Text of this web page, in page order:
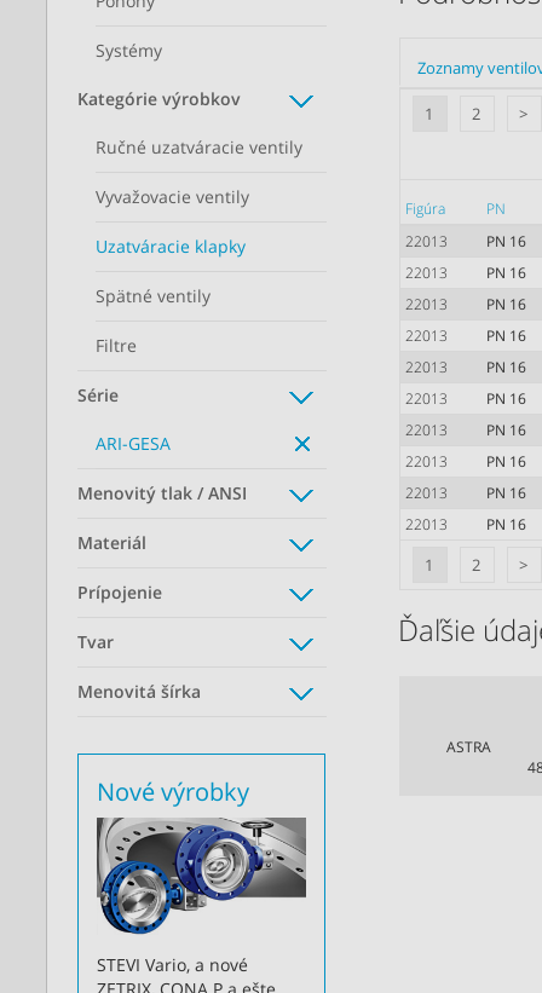
Zoznamy
1 2 >
Figúra PN
1 2 >
22013
PN 16
22013
PN 16
22013
PN 16
22013
PN 16
22013
PN 16
22013
PN 16
22013
PN 16
22013
PN 16
22013
PN 16
22013
PN 16
Ďaľšie
ASTRA
Systémy
Kategórie výrobkov
Ručné uzatváracie ventily
Vyvažovacie ventily
Uzatváracie klapky
Spätné ventily
Filtre
Série
ARI-GESA
Menovitý tlak / ANSI
Materiál
Prípojenie
Tvar
Menovitá šírka
Nové výrobky
STEVI Vario, a nové